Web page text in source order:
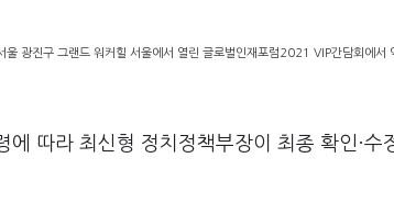
광진구 그랜드 워커힐 서울에서 열린 글로벌인재포럼2021 VIP간담회에서
따라 최신형 정치정책부장이 최종 확인·수